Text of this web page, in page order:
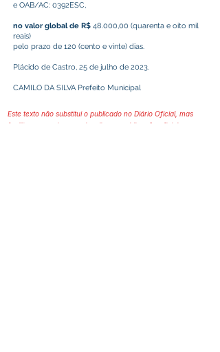
e OAB/AC: 0392ESC,
no valor global de R$ 48.000,00 (quarenta e oito mil
reais)
pelo prazo de 120 (cento e vinte) dias.
Plácido de Castro, 25 de julho de 2023.
CAMILO DA SILVA Prefeito Municipal
Este texto não substitui o publicado no Diário Oficial, mas
facilita a pesquisa para localizar a publicação oficial.